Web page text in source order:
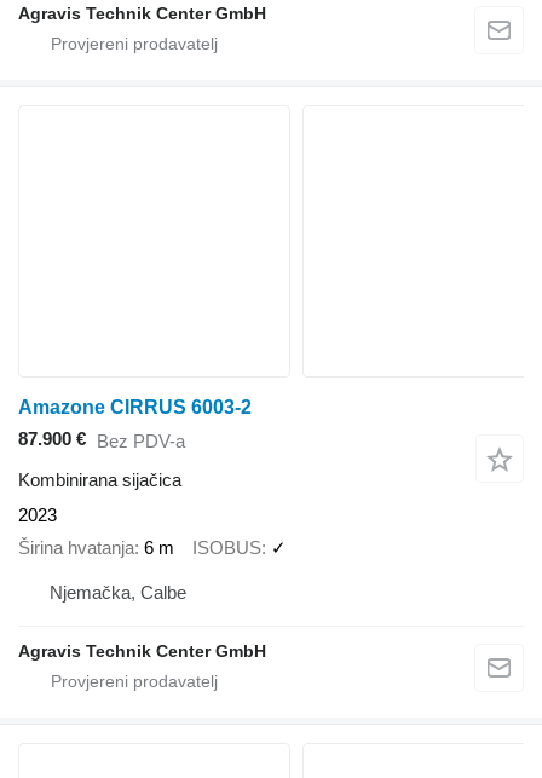
Agravis Technik Center GmbH
Amazone CIRRUS 6003-2
87.900 € Bez PDV-a
Kombinirana sijačica
2023
Širina hvatanja 6 m ISOBUS ✓
Njemačka, Calbe
Agravis Technik Center GmbH